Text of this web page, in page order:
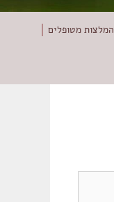
המלצות מטופלים